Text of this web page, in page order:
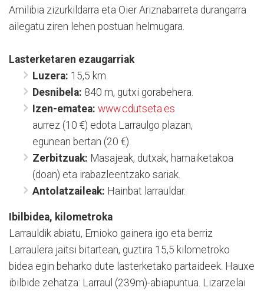
Amilibia zizurkildarra eta Oier Ariznabarreta durangarra
ailegatu ziren lehen postuan helmugara.
Lasterketaren ezaugarriak
Luzera: 15,5 km.
Desnibela: 840 m, gutxi gorabehera.
Izen-ematea: www.cdutseta.es
aurrez (10 €) edota Larraulgo plazan,
egunean bertan (20 €).
Zerbitzuak: Masajeak, dutxak, hamaiketakoa
(doan) eta irabazleentzako sariak.
Antolatzaileak: Hainbat larrauldar.
Ibilbidea, kilometroka
Larrauldik abiatu, Ernioko gainera igo eta berriz
Larraulera jaitsi bitartean, guztira 15,5 kilometroko
bidea egin beharko dute lasterketako partaideek. Hauxe
ibilbide zehatza: Larraul (239m)-abiapuntua. Lizarzelai